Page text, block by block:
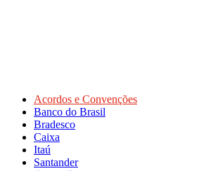
Acordos e Convenções
Banco do Brasil
Bradesco
Caixa
Itaú
Santander